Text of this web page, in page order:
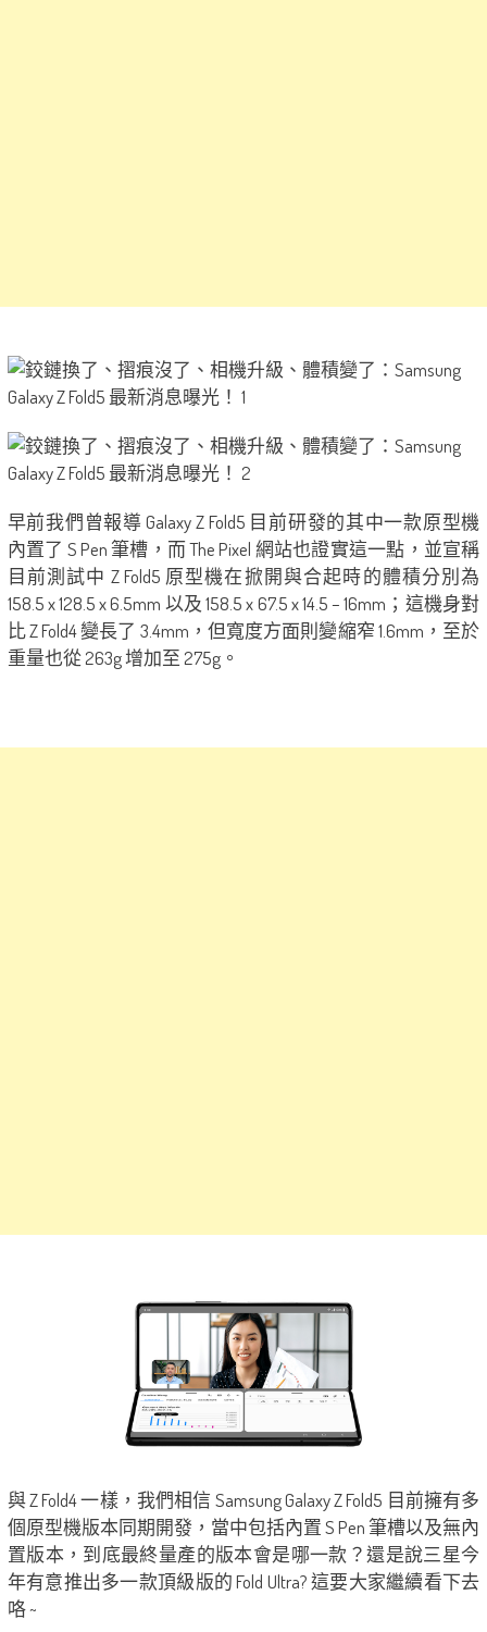
早前我們曾報導 Galaxy Z Fold5 目前研發的其中一款原型機
內置了 S Pen 筆槽，而 The Pixel 網站也證實這一點，並宣稱
目前測試中 Z Fold5 原型機在掀開與合起時的體積分別為
158.5 x 128.5 x 6.5mm 以及 158.5 x 67.5 x 14.5 – 16mm；這機身對
比 Z Fold4 變長了 3.4mm，但寬度方面則變縮窄 1.6mm，至於
重量也從 263g 增加至 275g。
與 Z Fold4 一樣，我們相信 Samsung Galaxy Z Fold5 目前擁有多
個原型機版本同期開發，當中包括內置 S Pen 筆槽以及無內
置版本，到底最終量產的版本會是哪一款？還是說三星今
年有意推出多一款頂級版的 Fold Ultra? 這要大家繼續看下去
咯 ~